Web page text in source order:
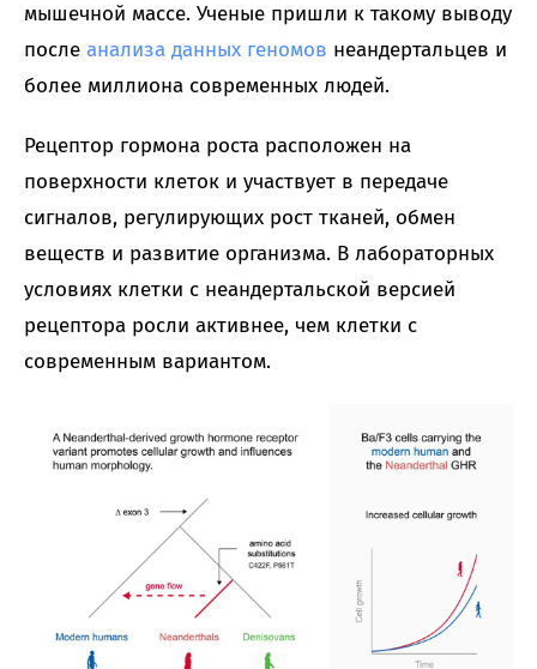
мышечной массе. Ученые пришли к такому выводу
после анализа данных геномов неандертальцев и
более миллиона современных людей.
Рецептор гормона роста расположен на
поверхности клеток и участвует в передаче
сигналов, регулирующих рост тканей, обмен
веществ и развитие организма. В лабораторных
условиях клетки с неандертальской версией
рецептора росли активнее, чем клетки с
современным вариантом.